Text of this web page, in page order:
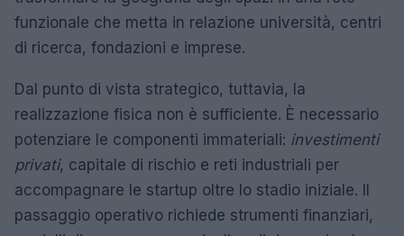
funzionale che metta in relazione università, centri
di ricerca, fondazioni e imprese.
Dal punto di vista strategico, tuttavia, la
realizzazione fisica non è sufficiente. È necessario
potenziare le componenti immateriali: investimenti
privati, capitale di rischio e reti industriali per
accompagnare le startup oltre lo stadio iniziale. Il
passaggio operativo richiede strumenti finanziari,